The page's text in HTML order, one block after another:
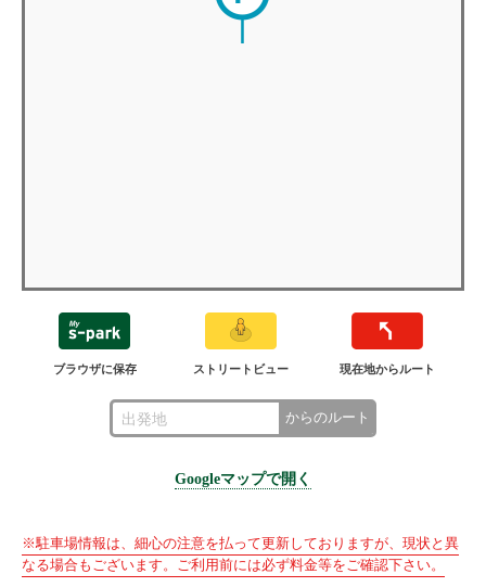
ブラウザに保存 ストリートビュー 現在地からルート
からのルート
Googleマップで開く
※駐車場情報は、細心の注意を払って更新しておりますが、現状と異
なる場合もございます。ご利用前には必ず料金等をご確認下さい。